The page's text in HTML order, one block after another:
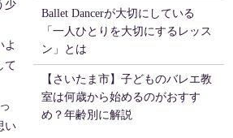
少
よ
て
い
Ballet Dancerが大切にしている
「一人ひとりを大切にするレッス
ン」とは
【さいたま市】子どものバレエ教
室は何歳から始めるのがおすす
め？年齢別に解説